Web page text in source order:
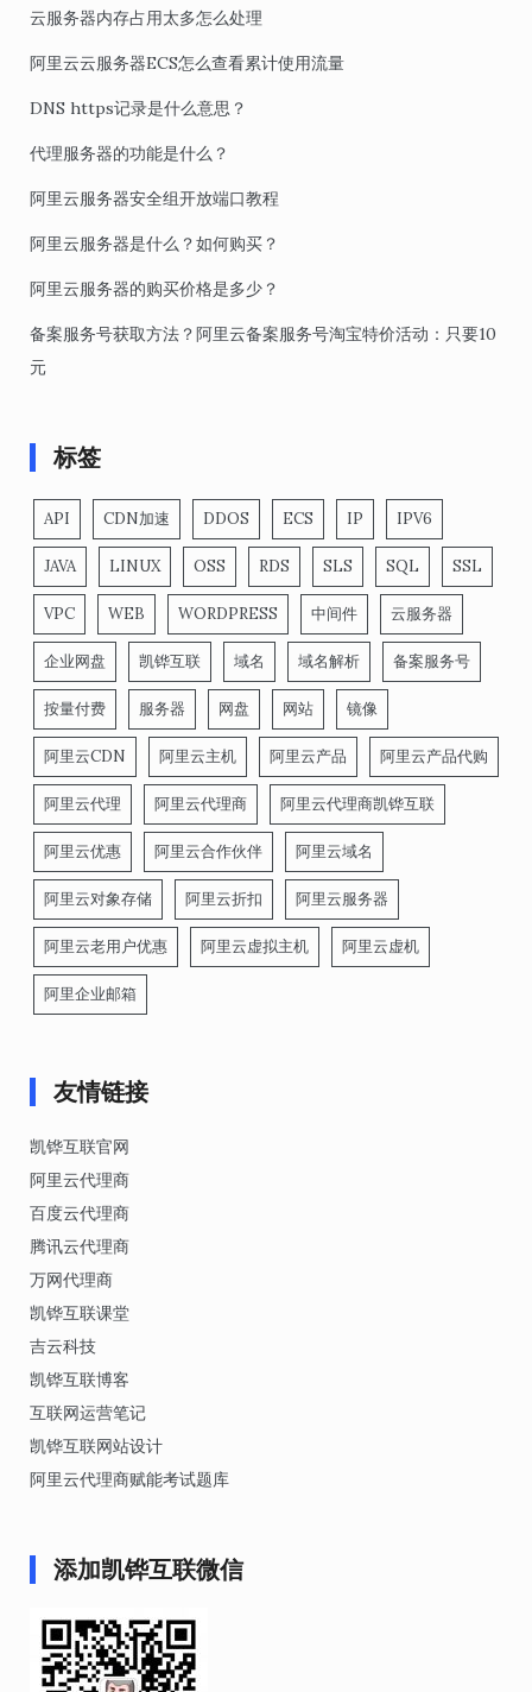
云服务器内存占用太多怎么处理
阿里云云服务器ECS怎么查看累计使用流量
DNS https记录是什么意思？
代理服务器的功能是什么？
阿里云服务器安全组开放端口教程
阿里云服务器是什么？如何购买？
阿里云服务器的购买价格是多少？
备案服务号获取方法？阿里云备案服务号淘宝特价活动：只要10
元
标签
API CDN加速 DDOS ECS IP IPV6
JAVA LINUX OSS RDS SLS SQL SSL
VPC WEB WORDPRESS 中间件 云服务器
企业网盘 凯铧互联 域名 域名解析 备案服务号
按量付费 服务器 网盘 网站 镜像
阿里云CDN 阿里云主机 阿里云产品 阿里云产品代购
阿里云代理 阿里云代理商 阿里云代理商凯铧互联
阿里云优惠 阿里云合作伙伴 阿里云域名
阿里云对象存储 阿里云折扣 阿里云服务器
阿里云老用户优惠 阿里云虚拟主机 阿里云虚机
阿里企业邮箱
友情链接
凯铧互联官网
阿里云代理商
百度云代理商
腾讯云代理商
万网代理商
凯铧互联课堂
吉云科技
凯铧互联博客
互联网运营笔记
凯铧互联网站设计
阿里云代理商赋能考试题库
添加凯铧互联微信